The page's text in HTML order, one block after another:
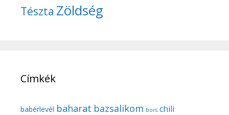
Tészta Zöldség
Címkék
babérlevél baharat bazsalikom bors chili